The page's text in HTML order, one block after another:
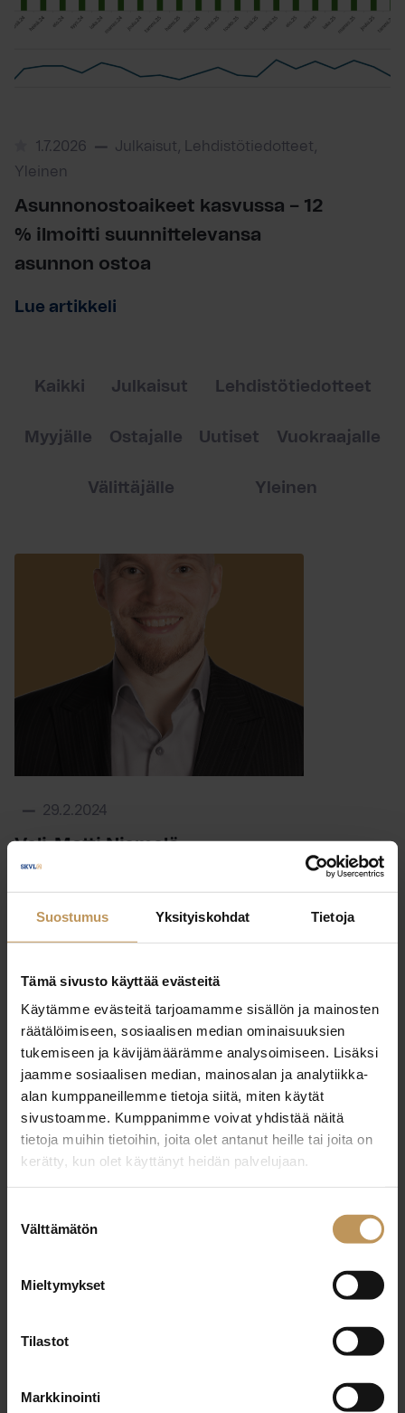
Suostumus Yksityiskohdat Tietoja
Tämä sivusto käyttää evästeitä
Käytämme evästeitä tarjoamamme sisällön ja mainosten
räätälöimiseen, sosiaalisen median ominaisuuksien
tukemiseen ja kävijämäärämme analysoimiseen. Lisäksi
jaamme sosiaalisen median, mainosalan ja analytiikka-
alan kumppaneillemme tietoja siitä, miten käytät
sivustoamme. Kumppanimme voivat yhdistää näitä
tietoja muihin tietoihin, joita olet antanut heille tai joita on
kerätty, kun olet käyttänyt heidän palvelujaan.
valinta
Välttämätön
Mieltymykset
Tilastot
Markkinointi
1.7.2026
Julkaisut, Lehdistötiedotteet,
Yleinen
Asunnonostoaikeet kasvussa – 12
% ilmoitti suunnittelevansa
asunnon ostoa
Lue artikkeli
Kaikki Julkaisut Lehdistötiedotteet
Myyjälle Ostajalle Uutiset Vuokraajalle
Välittäjälle Yleinen
29.2.2024
Veli-Matti Niemelä
29.2.2024
Lue artikkeli